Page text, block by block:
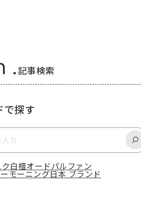
.記事検索
で探す
白檀オードパルファン
モーニング日本 ブランド